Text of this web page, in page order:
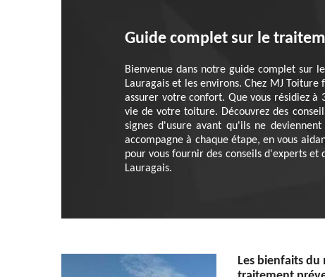
Guide complet sur le
Bienvenue dans notre guide complet sur
Lauragais et les environs. Chez MJ
assurer votre confort. Que vous résidiez
vie de votre toiture. Découvrez des
signes d'usure avant qu'ils ne
accompagne à chaque étape, en vous
pour vous fournir des conseils d'experts
Lauragais.
Les bienfaits